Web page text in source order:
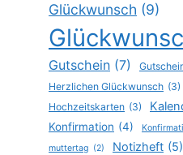
Glückwunsch (9)
Gutschein (7)
Herzlichen Glückwunsch (3)
Hochzeitskarten (3)
Konfirmation (4)
muttertag (2) Notizheft (5)